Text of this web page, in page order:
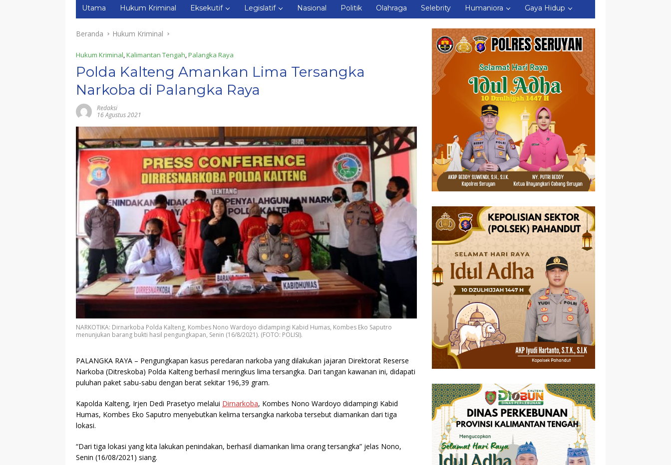
Utama Hukum Kriminal Eksekutif Legislatif Nasional Politik Olahraga Selebrity Humaniora Gaya Hidup
Beranda Hukum Kriminal
Hukum Kriminal,Kalimantan Tengah,Palangka Raya
Polda Kalteng Amankan Lima Tersangka
Narkoba di Palangka Raya
Redaksi
16 Agustus 2021
NARKOTIKA: Dirnarkoba Polda Kalteng, Kombes Nono Wardoyo didampingi Kabid Humas, Kombes Eko Saputro
menunjukan barang bukti hasil pengungkapan, Senin (16/8/2021). (FOTO: POLISI).
PALANGKA RAYA – Pengungkapan kasus peredaran narkoba yang dilakukan jajaran Direktorat Reserse
Narkoba (Ditreskoba) Polda Kalteng berhasil meringkus lima tersangka. Dari tangan kawanan ini, didapati
puluhan paket sabu-sabu dengan berat sekitar 196,39 gram.
Kapolda Kalteng, Irjen Dedi Prasetyo melalui Dirnarkoba, Kombes Nono Wardoyo didampingi Kabid
Humas, Kombes Eko Saputro menyebutkan kelima tersangka narkoba tersebut diamankan dari tiga
lokasi.
“Dari tiga lokasi yang kita lakukan penindakan, berhasil diamankan lima orang tersangka” jelas Nono,
Senin (16/08/2021) siang.